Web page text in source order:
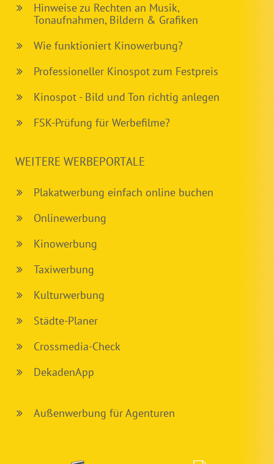
Hinweise zu Rechten an Musik,
Tonaufnahmen, Bildern & Grafiken
Wie funktioniert Kinowerbung?
Professioneller Kinospot zum Festpreis
Kinospot - Bild und Ton richtig anlegen
FSK-Prüfung für Werbefilme?
WEITERE WERBEPORTALE
Plakatwerbung einfach online buchen
Onlinewerbung
Kinowerbung
Taxiwerbung
Kulturwerbung
Städte-Planer
Crossmedia-Check
DekadenApp
Außenwerbung für Agenturen